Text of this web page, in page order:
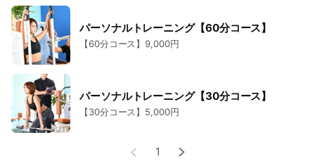
パーソナルトレーニング【60分コース】
【60分コース】9,000円
パーソナルトレーニング【30分コース】
【30分コース】5,000円
1